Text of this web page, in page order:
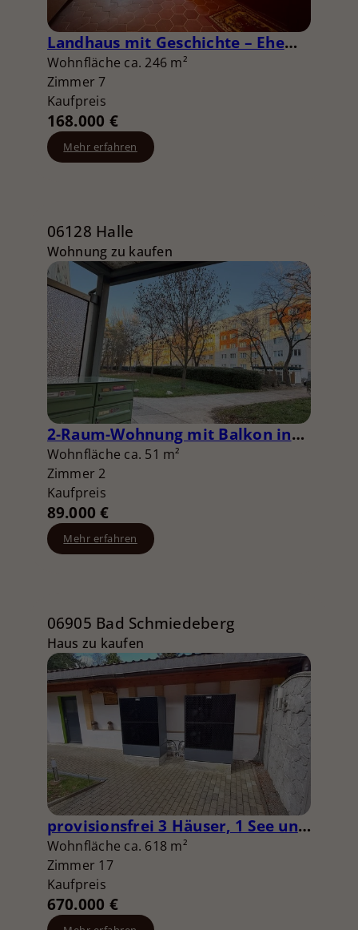
Landhaus mit Geschichte – Ehemalige Dorfschule in Petersberg
Wohnfläche ca. 246 m²
Zimmer 7
Kaufpreis
168.000 €
Mehr erfahren
06128 Halle
Wohnung zu kaufen
2-Raum-Wohnung mit Balkon ins Grüne
Wohnfläche ca. 51 m²
Zimmer 2
Kaufpreis
89.000 €
Mehr erfahren
06905 Bad Schmiedeberg
Haus zu kaufen
provisionsfrei 3 Häuser, 1 See und 1 Grundstück zur Entwicklung, was will man mehr?
Wohnfläche ca. 618 m²
Zimmer 17
Kaufpreis
670.000 €